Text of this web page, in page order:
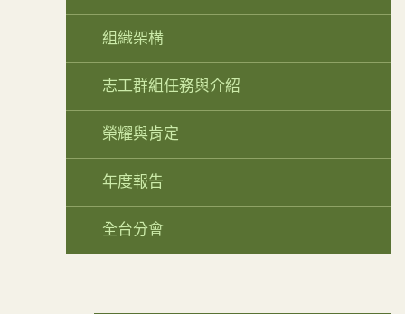
組織架構
志工群組任務與介紹
榮耀與肯定
年度報告
全台分會